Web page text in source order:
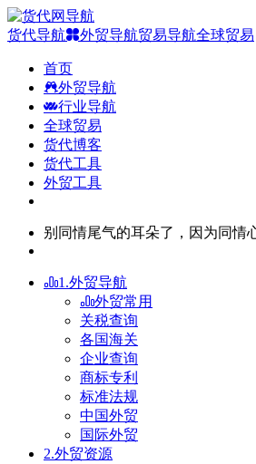
货代导航 外贸导航贸易导航全球贸易
首页
外贸导航
行业导航
全球贸易
货代博客
货代工具
外贸工具
别同情尾气的耳朵了，因为同情
1.外贸导航
外贸常用
关税查询
各国海关
企业查询
商标专利
标准法规
中国外贸
国际外贸
2.外贸资源